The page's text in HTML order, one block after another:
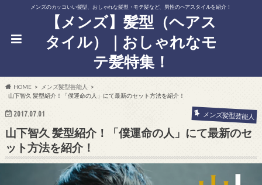
メンズのカッコいい髪型、おしゃれな髪型・モテ髪など、男性のヘアスタイルを紹介！
【メンズ】髪型（ヘアス
タイル）｜おしゃれなモ
テ髪特集！
HOME
メンズ髪型芸能人
山下智久 髪型紹介！「僕運命の人」にて最新のセット方法を紹介！
2017.07.01 メンズ髪型芸能人
山下智久 髪型紹介！「僕運命の人」にて最新のセ
ット方法を紹介！